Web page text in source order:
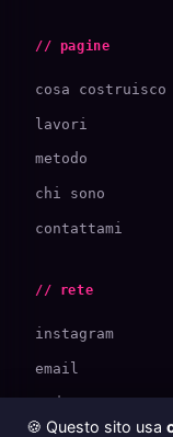
// pagine
cosa costruisco
lavori
metodo
chi sono
contattami
// rete
instagram
email
podcast
🍪 Questo sito usa